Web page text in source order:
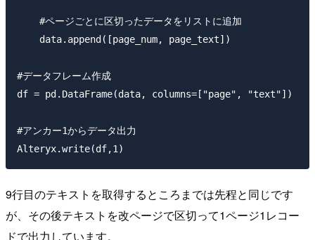
    #ページごとに区切ったデータをリストに追加
    data.append([page_num, page_text])
#データフレーム作成
df = pd.DataFrame(data, columns=["page", "text"])
#アンカー1からデータ出力
9行目のテキストを取得するところまでは先程と同じです
が、その後テキストを改ページで区切って1ページ1レコー
ドで出力しています。